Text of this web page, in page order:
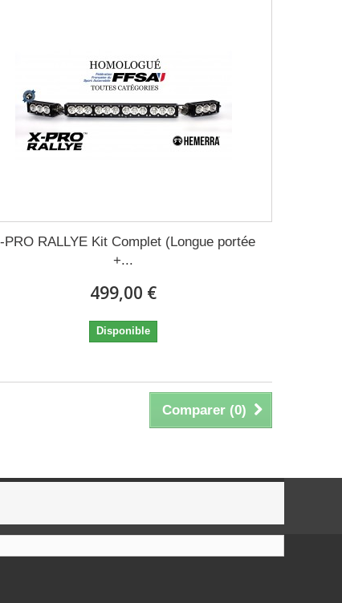
PRO RALLYE Kit Complet (Longue portée
+...
499,00 €
Disponible
Comparer (0)